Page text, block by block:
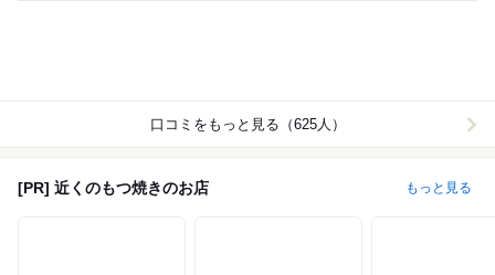
口コミをもっと見る（625人）
[PR] 近くのもつ焼きのお店 もっと見る